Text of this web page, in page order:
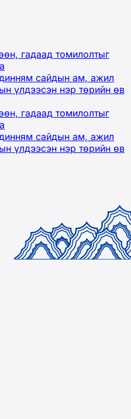
гадаад томилолтыг
сайдын ам, ажил
үлдээсэн нэр төрийн өв
гадаад томилолтыг
сайдын ам, ажил
үлдээсэн нэр төрийн өв